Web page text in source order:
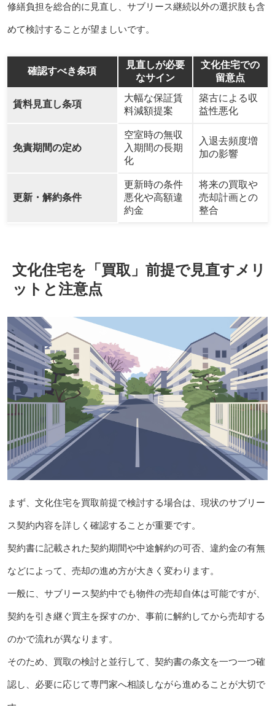
修繕負担を総合的に見直し、サブリース継続以外の選択肢も含
めて検討することが望ましいです。
確認すべき条項
見直しが必要
なサイン
文化住宅での
留意点
賃料見直し条項
大幅な保証賃
料減額提案
築古による収
益性悪化
免責期間の定め
空室時の無収
入期間の長期
化
入退去頻度増
加の影響
更新・解約条件
更新時の条件
悪化や高額違
約金
将来の買取や
売却計画との
整合
文化住宅を「買取」前提で見直すメリ
ットと注意点
まず、文化住宅を買取前提で検討する場合は、現状のサブリー
ス契約内容を詳しく確認することが重要です。
契約書に記載された契約期間や中途解約の可否、違約金の有無
などによって、売却の進め方が大きく変わります。
一般に、サブリース契約中でも物件の売却自体は可能ですが、
契約を引き継ぐ買主を探すのか、事前に解約してから売却する
のかで流れが異なります。
そのため、買取の検討と並行して、契約書の条文を一つ一つ確
認し、必要に応じて専門家へ相談しながら進めることが大切で